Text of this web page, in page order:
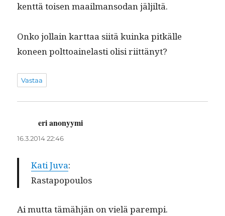
kent­tä toisen maail­man­so­dan jäljiltä.
Onko jol­lain kart­taa siitä kuin­ka pitkälle
koneen polt­toainelasti olisi riittänyt?
Vastaa
eri anonyymi
16.3.2014 22:46
Kati Juva:
Rastapopoulos
Ai mut­ta tämähjän on vielä parempi.